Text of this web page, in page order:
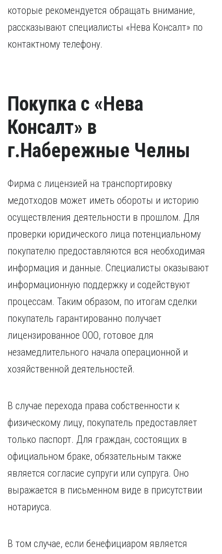
которые рекомендуется обращать внимание,
рассказывают специалисты «Нева Консалт» по
контактному телефону.
Покупка с «Нева
Консалт» в
г.Набережные Челны
Фирма с лицензией на транспортировку
медотходов может иметь обороты и историю
осуществления деятельности в прошлом. Для
проверки юридического лица потенциальному
покупателю предоставляются вся необходимая
информация и данные. Специалисты оказывают
информационную поддержку и содействуют
процессам. Таким образом, по итогам сделки
покупатель гарантированно получает
лицензированное ООО, готовое для
незамедлительного начала операционной и
хозяйственной деятельностей.
В случае перехода права собственности к
физическому лицу, покупатель предоставляет
только паспорт. Для граждан, состоящих в
официальном браке, обязательным также
является согласие супруги или супруга. Оно
выражается в письменном виде в присутствии
нотариуса.
В том случае, если бенефициаром является